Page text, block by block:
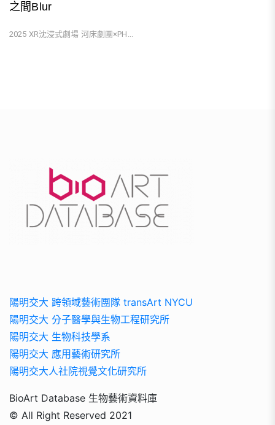
之間Blur
2025 XR沈浸式劇場 河床劇團×PH...
陽明交大 跨領域藝術團隊 transArt NYCU
陽明交大 分子醫學與生物工程研究所
陽明交大 生物科技學系
陽明交大 應用藝術研究所
陽明交大人社院視覺文化研究所
BioArt Database 生物藝術資料庫
© All Right Reserved 2021